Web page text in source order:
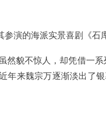
参演的海派实景喜剧《石
然貌不惊人，却凭借一
年来魏宗万逐渐淡出了